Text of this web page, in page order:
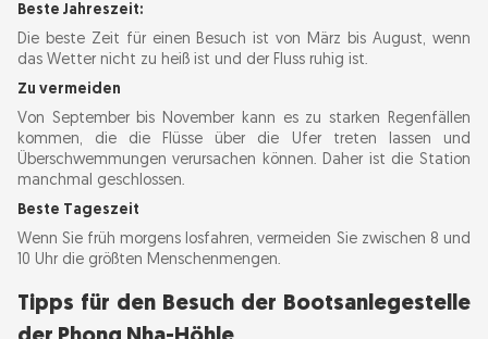
Beste Jahreszeit:
Die beste Zeit für einen Besuch ist von März bis August, wenn
das Wetter nicht zu heiß ist und der Fluss ruhig ist.
Zu vermeiden
Von September bis November kann es zu starken Regenfällen
kommen, die die Flüsse über die Ufer treten lassen und
Überschwemmungen verursachen können. Daher ist die Station
manchmal geschlossen.
Beste Tageszeit
Wenn Sie früh morgens losfahren, vermeiden Sie zwischen 8 und
10 Uhr die größten Menschenmengen.
Tipps für den Besuch der Bootsanlegestelle